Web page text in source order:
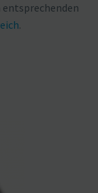
entspre­chenden
.